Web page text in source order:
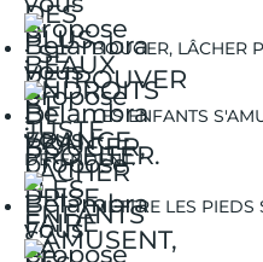
BOUGER, LÂCHER
LES ENFANTS
DÉTENDENT.
METTRE LES PIEDS